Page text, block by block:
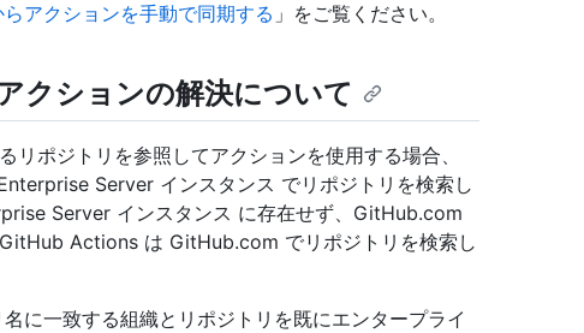
アクションを手動で同期する 」をご覧ください。
クションの解決について
リポジトリを参照してアクションを使用する場合、
Server インスタンス でリポジトリを検索し
Server インスタンス に存在せず、GitHub.com
Actions は GitHub.com でリポジトリを検索し
に一致する組織とリポジトリを既にエンタープライ